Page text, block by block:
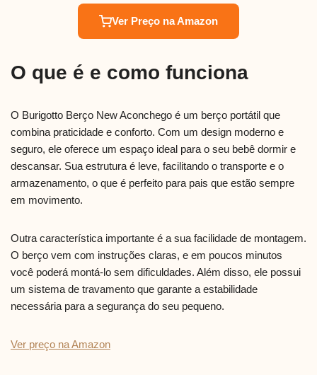
Ver Preço na Amazon
O que é e como funciona
O Burigotto Berço New Aconchego é um berço portátil que
combina praticidade e conforto. Com um design moderno e
seguro, ele oferece um espaço ideal para o seu bebê dormir e
descansar. Sua estrutura é leve, facilitando o transporte e o
armazenamento, o que é perfeito para pais que estão sempre
em movimento.
Outra característica importante é a sua facilidade de montagem.
O berço vem com instruções claras, e em poucos minutos
você poderá montá-lo sem dificuldades. Além disso, ele possui
um sistema de travamento que garante a estabilidade
necessária para a segurança do seu pequeno.
Ver preço na Amazon